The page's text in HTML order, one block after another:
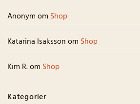
Anonymom Shop
Katarina Isakssonom Shop
Kim R.om Shop
Kategorier